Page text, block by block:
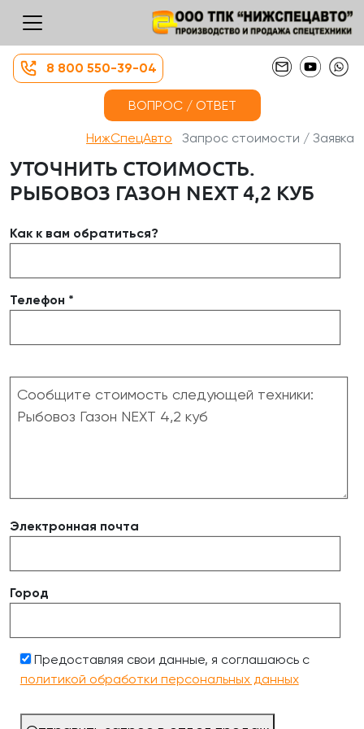
8 800 550-39-04
ВОПРОС / ОТВЕТ
НижСпецАвто Запрос стоимости / Заявка
УТОЧНИТЬ СТОИМОСТЬ.
РЫБОВОЗ ГАЗОН NEXT 4,2 КУБ
Как к вам обратиться?
Телефон *
Электронная почта
Город
Предоставляя свои данные, я соглашаюсь с
политикой обработки персональных данных